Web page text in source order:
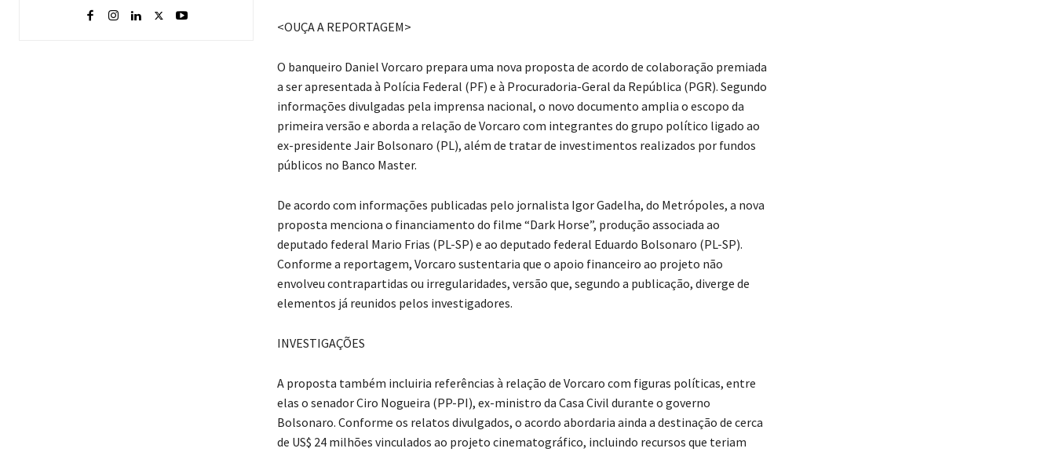
<OUÇA A REPORTAGEM>
O banqueiro Daniel Vorcaro prepara uma nova proposta de acordo de colaboração premiada
a ser apresentada à Polícia Federal (PF) e à Procuradoria-Geral da República (PGR). Segundo
informações divulgadas pela imprensa nacional, o novo documento amplia o escopo da
primeira versão e aborda a relação de Vorcaro com integrantes do grupo político ligado ao
ex-presidente Jair Bolsonaro (PL), além de tratar de investimentos realizados por fundos
públicos no Banco Master.
De acordo com informações publicadas pelo jornalista Igor Gadelha, do Metrópoles, a nova
proposta menciona o financiamento do filme “Dark Horse”, produção associada ao
deputado federal Mario Frias (PL-SP) e ao deputado federal Eduardo Bolsonaro (PL-SP).
Conforme a reportagem, Vorcaro sustentaria que o apoio financeiro ao projeto não
envolveu contrapartidas ou irregularidades, versão que, segundo a publicação, diverge de
elementos já reunidos pelos investigadores.
INVESTIGAÇÕES
A proposta também incluiria referências à relação de Vorcaro com figuras políticas, entre
elas o senador Ciro Nogueira (PP-PI), ex-ministro da Casa Civil durante o governo
Bolsonaro. Conforme os relatos divulgados, o acordo abordaria ainda a destinação de cerca
de US$ 24 milhões vinculados ao projeto cinematográfico, incluindo recursos que teriam